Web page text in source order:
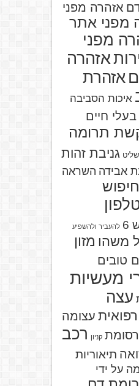
אזהרה מפני
מפני אתר
מפני
אזהרה
אזהרת
איכות הסביבה
בעלי חיים
תרומה
גניבת זהות
אבידה השראה
חיפוש
6 להעביר ולהשפיע
משהו מזון
טובים
מעשיות
עצה
עצומה
קניון רכב
תיאוריות
על ידי